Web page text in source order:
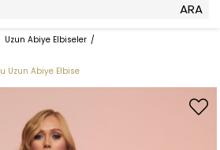
Uzun Abiye Elbiseler
Uzun Abiye Elbise